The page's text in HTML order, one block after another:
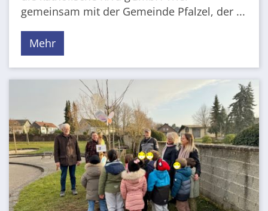
gemeinsam mit der Gemeinde Pfalzel, der ...
Mehr